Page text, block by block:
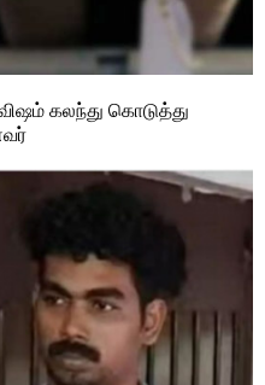
கலந்து கொடுத்து